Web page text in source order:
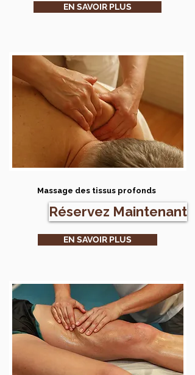
EN SAVOIR PLUS
Massage des tissus profonds
Réservez Maintenant
EN SAVOIR PLUS